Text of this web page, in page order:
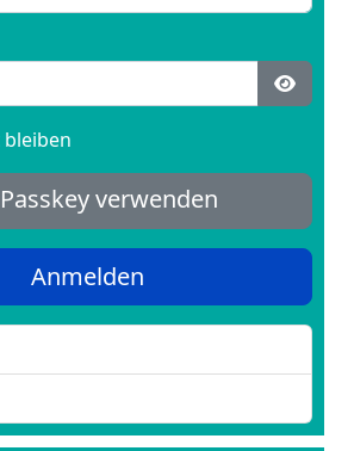
Passkey verwenden
Anmelden